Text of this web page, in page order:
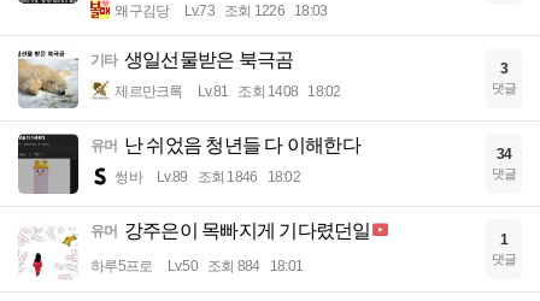
왜구김당 Lv.73 조회 1226 18:03
기타 생일선물받은 북극곰
제르만크록 Lv.81 조회 1408 18:02
3
댓글
유머 난 쉬었음 청년들 다 이해한다
썽바 Lv.89 조회 1846 18:02
34
댓글
유머 강주은이 목빠지게 기다렸던일
하루5프로 Lv.50 조회 884 18:01
1
댓글